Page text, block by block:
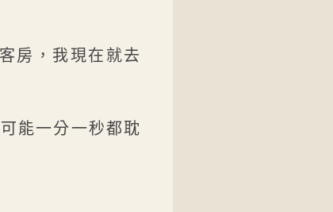
房，我現在就去
能一分一秒都耽